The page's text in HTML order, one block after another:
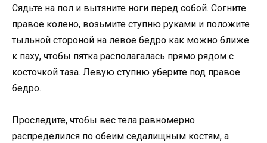
Сядьте на пол и вытяните ноги перед собой. Согните
правое колено, возьмите ступню руками и положите
тыльной стороной на левое бедро как можно ближе
к паху, чтобы пятка располагалась прямо рядом с
косточкой таза. Левую ступню уберите под правое
бедро.
Проследите, чтобы вес тела равномерно
распределился по обеим седалищным костям, а